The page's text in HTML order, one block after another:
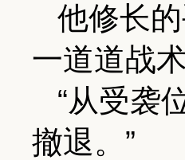
他修长
一道道战
“从受袭
撤退。”